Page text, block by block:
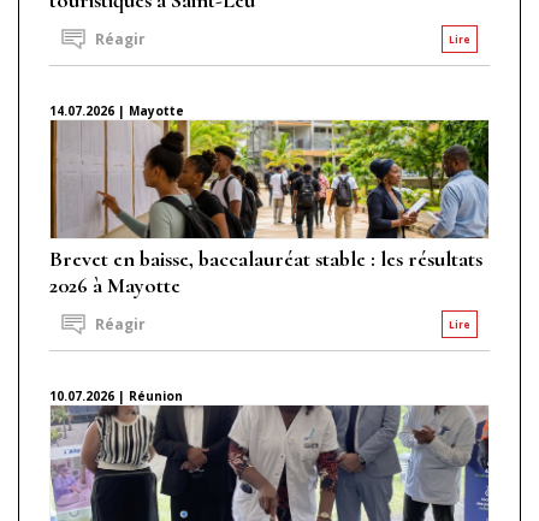
Lire
Réagir
14.07.2026 | Mayotte
Brevet en baisse, baccalauréat stable : les résultats
2026 à Mayotte
Lire
Réagir
10.07.2026 | Réunion